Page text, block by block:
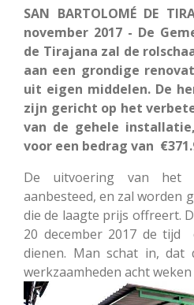
SAN BARTOLOMÉ DE
november 2017 - De
de Tirajana zal de
aan een grondige
uit eigen middelen. De
zijn gericht op het
van de gehele
voor een bedrag van
De uitvoering van het
aanbesteed, en zal worden
die de laagte prijs offreert.
20 december 2017 de
dienen. Man schat in,
werkzaamheden acht